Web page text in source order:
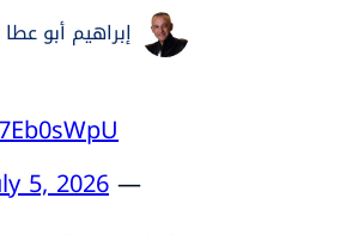
إبراهيم أبو عطا
— FIFA World Cup (@FIFAWorldCup)
5, 2026